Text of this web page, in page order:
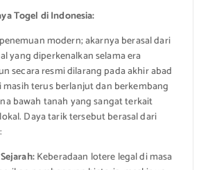
Togel di Indonesia:
modern; akarnya berasal dari
yang diperkenalkan selama era
secara resmi dilarang pada akhir abad
masih terus berlanjut dan berkembang
bawah tanah yang sangat terkait
Daya tarik tersebut berasal dari
Keberadaan lotere legal di masa